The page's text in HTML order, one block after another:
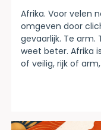
Afrika. Voor velen
omgeven door
gevaarlijk. Te arm.
weet beter. Afrika
of veilig, rijk of